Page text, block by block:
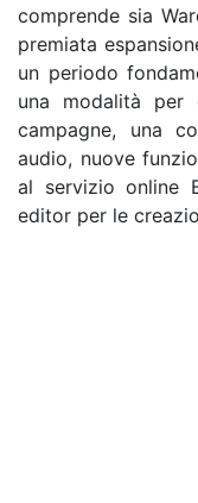
comprende sia
premiata
un periodo
una modalità per
campagne, una
audio, nuove
al servizio online
editor per le